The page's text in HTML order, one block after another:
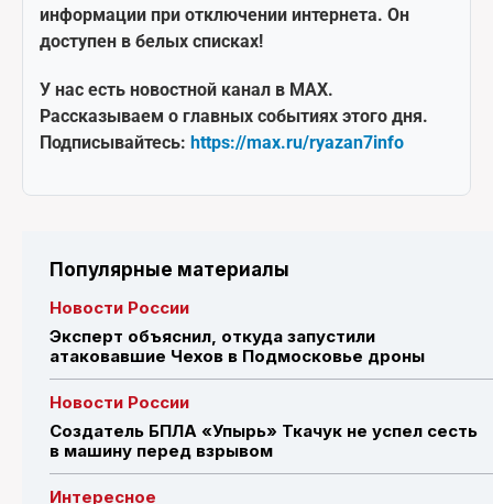
информации при отключении интернета. Он
доступен в белых списках!
У нас есть новостной канал в MAX.
Рассказываем о главных событиях этого дня.
Подписывайтесь: https://max.ru/ryazan7info
Популярные материалы
Новости России
Эксперт объяснил, откуда запустили
атаковавшие Чехов в Подмосковье дроны
Новости России
Создатель БПЛА «Упырь» Ткачук не успел сесть
в машину перед взрывом
Интересное